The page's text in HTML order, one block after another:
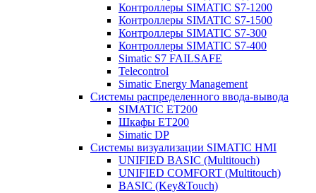
Контроллеры SIMATIC S7-1200
Контроллеры SIMATIC S7-1500
Контроллеры SIMATIC S7-300
Контроллеры SIMATIC S7-400
Simatic S7 FAILSAFE
Telecontrol
Simatic Energy Management
Системы распределенного ввода-вывода
SIMATIC ET200
Шкафы ET200
Simatic DP
Системы визуализации SIMATIC HMI
UNIFIED BASIC (Multitouch)
UNIFIED COMFORT (Multitouch)
BASIC (Key&Touch)